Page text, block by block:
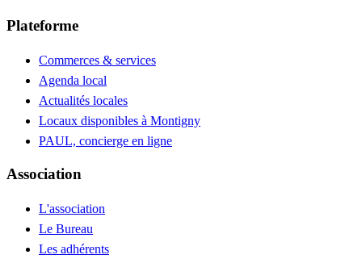
Plateforme
Commerces & services
Agenda local
Actualités locales
Locaux disponibles à Montigny
PAUL, concierge en ligne
Association
L'association
Le Bureau
Les adhérents